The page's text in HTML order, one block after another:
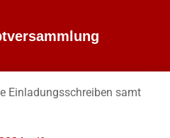
Einladungsschreiben samt